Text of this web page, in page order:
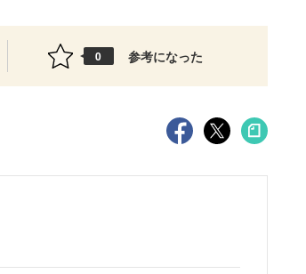
0 参考になった